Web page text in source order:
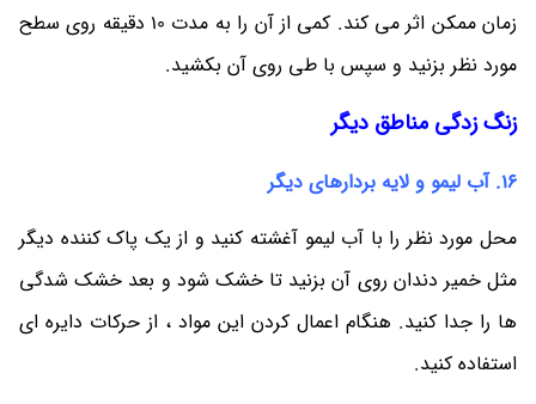
زمان ممکن اثر می کند. کمی از آن را به مدت 10 دقیقه روی سطح
مورد نظر بزنید و سپس با طی روی آن بکشید.
زنگ زدگی مناطق دیگر
16. آب لیمو و لایه بردارهای دیگر
محل مورد نظر را با آب لیمو آغشته کنید و از یک پاک کننده دیگر
مثل خمیر دندان روی آن بزنید تا خشک شود و بعد خشک شدگی
ها را جدا کنید. هنگام اعمال کردن این مواد ، از حرکات دایره ای
استفاده کنید.